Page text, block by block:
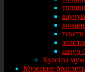
шнур
Кулоны
Мужские